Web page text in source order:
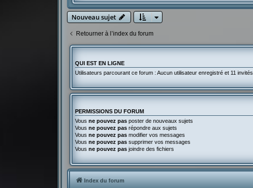
Nouveau sujet
Retourner à l’index du forum
QUI EST EN LIGNE
Utilisateurs parcourant ce forum : Aucun utilisateur enregistré et 11 invités
PERMISSIONS DU FORUM
Vousne pouvez pas poster de nouveaux sujets
Vousne pouvez pas répondre aux sujets
Vousne pouvez pas modifier vos messages
Vousne pouvez pas supprimer vos messages
Vousne pouvez pas joindre des fichiers
Index du forum